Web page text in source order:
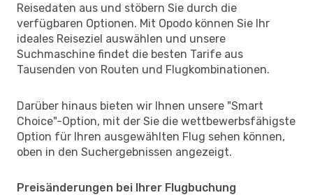
Reisedaten aus und stöbern Sie durch die
verfügbaren Optionen. Mit Opodo können Sie Ihr
ideales Reiseziel auswählen und unsere
Suchmaschine findet die besten Tarife aus
Tausenden von Routen und Flugkombinationen.
Darüber hinaus bieten wir Ihnen unsere "Smart
Choice"-Option, mit der Sie die wettbewerbsfähigste
Option für Ihren ausgewählten Flug sehen können,
oben in den Suchergebnissen angezeigt.
Preisänderungen bei Ihrer Flugbuchung